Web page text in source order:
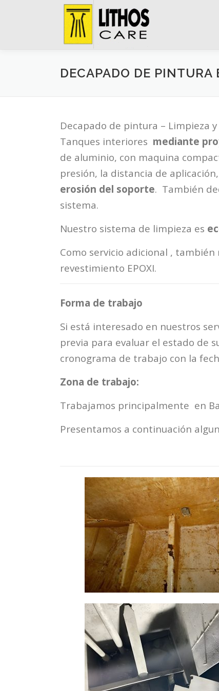
DECAPADO DE PINTURA
Decapado de pintura – Limpieza
Tanques interiores mediante
de aluminio, con maquina
presión, la distancia de
erosión del soporte. También
sistema.
Nuestro sistema de limpieza es
Como servicio adicional ,
revestimiento EPOXI.
Forma de trabajo
Si está interesado en nuestros
previa para evaluar el estado de
cronograma de trabajo con la
Zona de trabajo:
Trabajamos principalmente en
Presentamos a continuación